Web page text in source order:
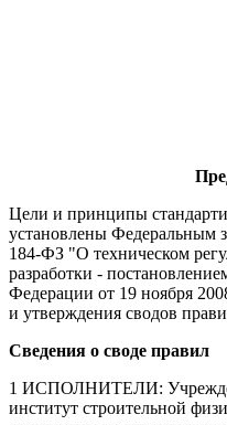
Цели и принципы
установлены Федеральным
184-ФЗ "О техническом
разработки -
Федерации от 19 ноября
и утверждения сводов
Сведения о своде правил
1 ИСПОЛНИТЕЛИ:
институт строительной